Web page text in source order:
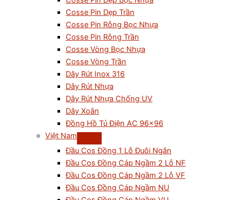
Cosse Pin Dẹp Trần
Cosse Pin Rỗng Bọc Nhựa
Cosse Pin Rỗng Trần
Cosse Vòng Bọc Nhựa
Cosse Vòng Trần
Dây Rút Inox 316
Dây Rút Nhựa
Dây Rút Nhựa Chống UV
Dây Xoắn
Đồng Hồ Tủ Điện AC 96×96
Việt Nam
Đầu Cos Đồng 1 Lỗ Đuôi Ngắn
Đầu Cos Đồng Cáp Ngầm 2 Lỗ NF
Đầu Cos Đồng Cáp Ngầm 2 Lỗ VF
Đầu Cos Đồng Cáp Ngầm NU